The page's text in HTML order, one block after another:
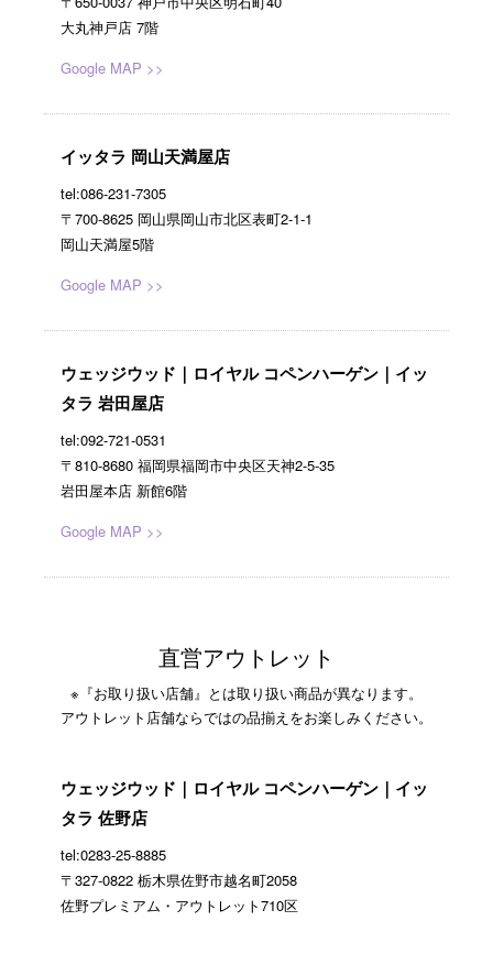
大丸神戸店 7階
Google MAP >>
イッタラ 岡山天満屋店
tel:086-231-7305
〒700-8625 岡山県岡山市北区表町2-1-1
岡山天満屋5階
Google MAP >>
ウェッジウッド｜ロイヤル コペンハーゲン｜イッ
タラ 岩田屋店
tel:092-721-0531
〒810-8680 福岡県福岡市中央区天神2-5-35
岩田屋本店 新館6階
Google MAP >>
直営アウトレット
※『お取り扱い店舗』とは取り扱い商品が異なります。
アウトレット店舗ならではの品揃えをお楽しみください。
ウェッジウッド｜ロイヤル コペンハーゲン｜イッ
タラ 佐野店
tel:0283-25-8885
〒327-0822 栃木県佐野市越名町2058
佐野プレミアム・アウトレット710区